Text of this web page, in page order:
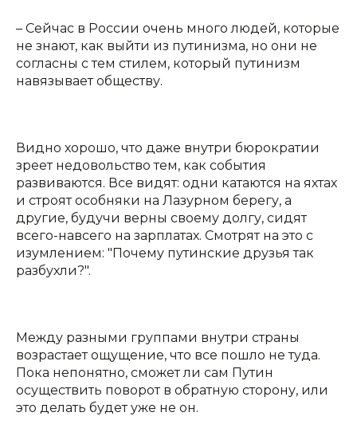
– Сейчас в России очень много людей, которые
не знают, как выйти из путинизма, но они не
согласны с тем стилем, который путинизм
навязывает обществу.
Видно хорошо, что даже внутри бюрократии
зреет недовольство тем, как события
развиваются. Все видят: одни катаются на яхтах
и строят особняки на Лазурном берегу, а
другие, будучи верны своему долгу, сидят
всего-навсего на зарплатах. Смотрят на это с
изумлением: "Почему путинские друзья так
разбухли?".
Между разными группами внутри страны
возрастает ощущение, что все пошло не туда.
Пока непонятно, сможет ли сам Путин
осуществить поворот в обратную сторону, или
это делать будет уже не он.